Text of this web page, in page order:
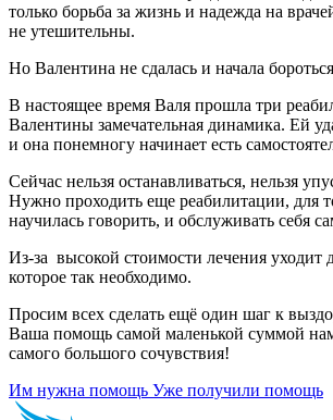
только борьба за жизнь и надежда на
не утешительны.
Но Валентина не сдалась и начала
В настоящее время Валя прошла три
Валентины замечательная динамика. Ей
и она понемногу начинает есть
Сейчас нельзя останавливаться, нельзя
Нужно проходить еще реабилитации, для
научилась говорить, и обслуживать себя
Из-за высокой стоимости лечения уходит
которое так необходимо.
Просим всех сделать ещё один шаг к
Ваша помощь самой маленькой суммой
самого большого сочувствия!
Им нужна помощь Уже получили помощь